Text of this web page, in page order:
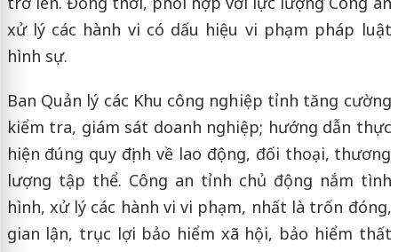
xử lý các hành vi có dấu hiệu vi phạm pháp luật
hình sự.
Ban Quản lý các Khu công nghiệp tỉnh tăng cường
kiểm tra, giám sát doanh nghiệp; hướng dẫn thực
hiện đúng quy định về lao động, đối thoại, thương
lượng tập thể. Công an tỉnh chủ động nắm tình
hình, xử lý các hành vi vi phạm, nhất là trốn đóng,
gian lận, trục lợi bảo hiểm xã hội, bảo hiểm thất